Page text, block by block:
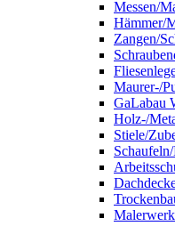
Messen/
Hämmer/
Zangen/
Maurer-/
GaLabau
Holz-/
Stiele/